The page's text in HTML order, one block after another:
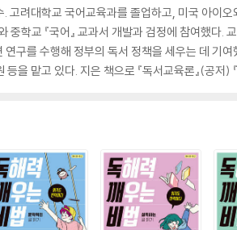
고려대학교 국어교육과를 졸업하고, 미국 아이
중학교 『국어』 교과서 개발과 검정에 참여했
연구를 수행해 정부의 독서 정책을 세우는 데 기
을 맡고 있다. 지은 책으로 『독서교육론』(공저)